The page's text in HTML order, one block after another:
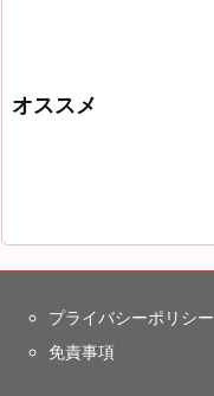
オススメ
プライバシーポリシー
免責事項